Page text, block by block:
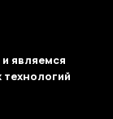
являемся
технологий